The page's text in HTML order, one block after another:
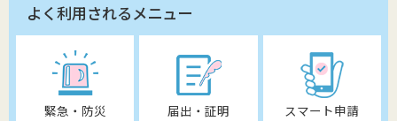
よく利用されるメニュー
緊急・防災 届出・証明 スマート申請